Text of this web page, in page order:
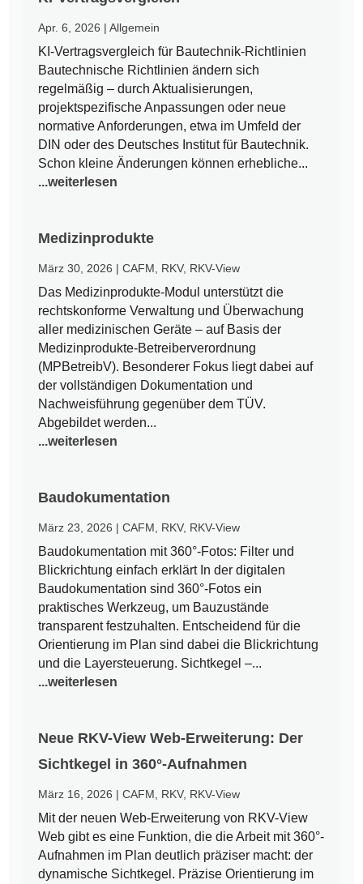
Apr. 6, 2026 |Allgemein
KI-Vertragsvergleich für Bautechnik-Richtlinien
Bautechnische Richtlinien ändern sich
regelmäßig – durch Aktualisierungen,
projektspezifische Anpassungen oder neue
normative Anforderungen, etwa im Umfeld der
DIN oder des Deutsches Institut für Bautechnik.
Schon kleine Änderungen können erhebliche...
...weiterlesen
Medizinprodukte
März 30, 2026 |CAFM RKV, RKV-View
Das Medizinprodukte-Modul unterstützt die
rechtskonforme Verwaltung und Überwachung
aller medizinischen Geräte – auf Basis der
Medizinprodukte-Betreiberverordnung
(MPBetreibV). Besonderer Fokus liegt dabei auf
der vollständigen Dokumentation und
Nachweisführung gegenüber dem TÜV.
Abgebildet werden...
...weiterlesen
Baudokumentation
März 23, 2026 |CAFM RKV, RKV-View
Baudokumentation mit 360°-Fotos: Filter und
Blickrichtung einfach erklärt In der digitalen
Baudokumentation sind 360°-Fotos ein
praktisches Werkzeug, um Bauzustände
transparent festzuhalten. Entscheidend für die
Orientierung im Plan sind dabei die Blickrichtung
und die Layersteuerung. Sichtkegel –...
...weiterlesen
Neue RKV-View Web-Erweiterung: Der
Sichtkegel in 360°-Aufnahmen
März 16, 2026 |CAFM RKV, RKV-View
Mit der neuen Web-Erweiterung von RKV-View
Web gibt es eine Funktion, die die Arbeit mit 360°-
Aufnahmen im Plan deutlich präziser macht: der
dynamische Sichtkegel. Präzise Orientierung im